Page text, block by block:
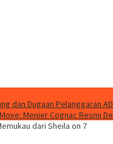
dan Dugaan Pelanggaran
Menier Cognac Resmi
dari Sheila on 7